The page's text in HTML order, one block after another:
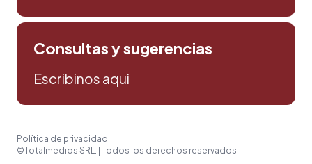
Consultas y sugerencias
Escribinos aqui
Política de privacidad
©Totalmedios SRL. | Todos los derechos reservados